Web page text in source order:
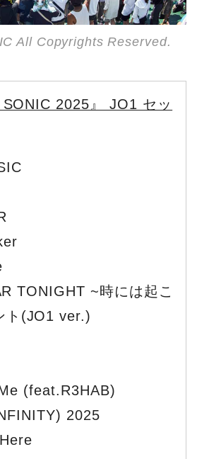
All Copyrights Reserved.
2025』 JO1 セッ
TONIGHT ~時には起こ
ト(JO1 ver.)
(feat.R3HAB)
2025